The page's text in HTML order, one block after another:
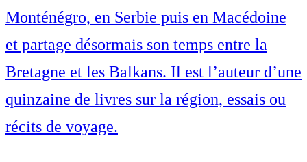
Monténégro, en Serbie puis en Macédoine
et partage désormais son temps entre la
Bretagne et les Balkans. Il est l’auteur d’une
quinzaine de livres sur la région, essais ou
récits de voyage.